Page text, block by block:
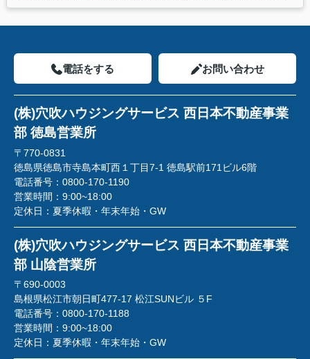
電話をする お問い合わせ
(株)穴吹ハウジングサービス 西日本不動産事業
部 徳島営業所
〒770-0831
徳島県徳島市寺島本町西１丁目7-1 徳島駅前171ビル6階
電話番号： 0800-170-1190
営業時間： 9:00~18:00
定休日： 夏季休暇・年末年始・GW
(株)穴吹ハウジングサービス 西日本不動産事業
部 山陰営業所
〒690-0003
島根県松江市朝日町477-17 松江SUNビル ５F
電話番号： 0800-170-1188
営業時間： 9:00~18:00
定休日： 夏季休暇・年末年始・GW